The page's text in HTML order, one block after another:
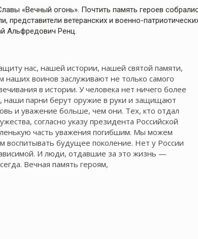
«Вечный огонь». Почтить память героев
ветеранских и военно-
Альфредович Ренц.
нас, нашей истории, нашей святой памяти,
воинов заслуживают не только самого
в истории. У человека нет ничего более
наши парни берут оружие в руки и защищают
и уважение больше, чем они. Тех, кто отдал
согласно указу президента Российской
часть уважения погибшим. Мы можем
воспитывать будущее поколение. Нет у России
И люди, отдавшие за это жизнь —
Вечная память героям,